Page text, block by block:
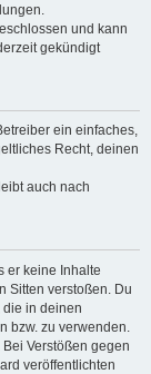
und kann
gekündigt
ein einfaches,
Recht, deinen
auch nach
er keine Inhalte
Sitten verstoßen. Du
die in deinen
bzw. zu verwenden.
Verstößen gegen
veröffentlichten